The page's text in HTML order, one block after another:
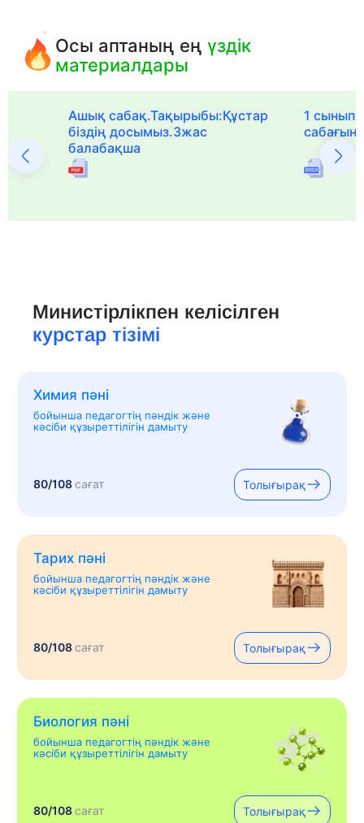
Осы аптаның еңүздік
материалдары
Ашық сабақ.Тақырыбы:Құстар
біздің досымыз.3жас
балабақша
1
Министірлікпен келісілген
курстар тізімі
Химия пәні
бойынша педагогтің пәндік және
кәсіби құзыреттілігін дамыту
80/108сағат Толығырақ
Тарих пәні
бойынша педагогтің пәндік және
кәсіби құзыреттілігін дамыту
80/108сағат Толығырақ
Биология пәні
бойынша педагогтің пәндік және
кәсіби құзыреттілігін дамыту
80/108сағат Толығырақ